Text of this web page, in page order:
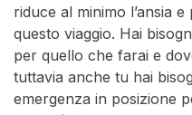
riduce al minimo l’ansia
questo viaggio. Hai
per quello che farai e
tuttavia anche tu hai
emergenza in posizione